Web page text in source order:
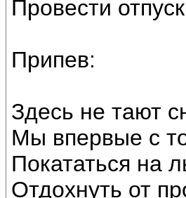
Провести
Припев:
Здесь не тают
Мы впервые с
Покататься на
Отдохнуть от